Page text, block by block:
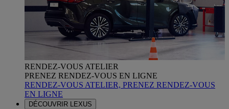
RENDEZ-VOUS ATELIER
PRENEZ RENDEZ-VOUS EN LIGNE
RENDEZ-VOUS ATELIER, PRENEZ RENDEZ-VOUS
EN LIGNE
DÉCOUVRIR LEXUS